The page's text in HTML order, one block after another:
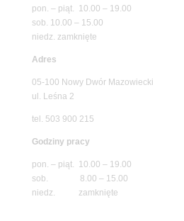
pon. – piąt. 10.00 – 19.00
sob. 10.00 – 15.00
niedz. zamknięte
Adres
05-100 Nowy Dwór Mazowiecki
ul. Leśna 2
tel. 503 900 215
Godziny pracy
pon. – piąt. 10.00 – 19.00
sob. 8.00 – 15.00
niedz. zamknięte